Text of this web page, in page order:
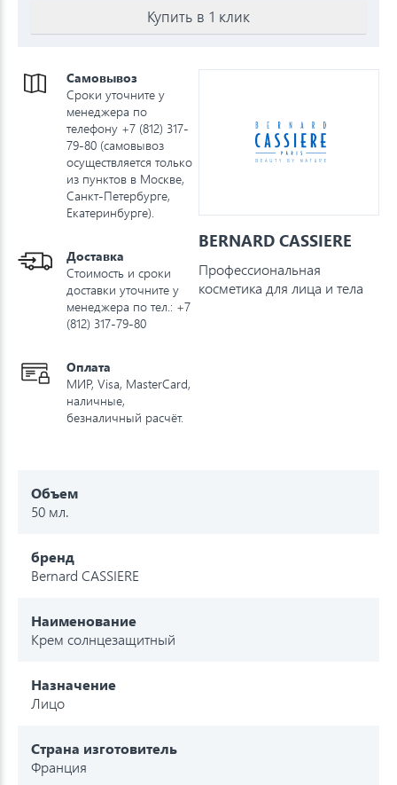
Купить в 1 клик
Самовывоз
Сроки уточните у
менеджера по
телефону +7 (812) 317-
79-80 (самовывоз
осуществляется только
из пунктов в Москве,
Санкт-Петербурге,
Екатеринбурге).
Доставка
Стоимость и сроки
доставки уточните у
менеджера по тел.: +7
(812) 317-79-80
Оплата
МИР, Visa, MasterCard,
наличные,
безналичный расчёт.
BERNARD CASSIERE
Профессиональная
косметика для лица и тела
Объем
50 мл.
бренд
Bernard CASSIERE
Наименование
Крем солнцезащитный
Назначение
Лицо
Страна изготовитель
Франция